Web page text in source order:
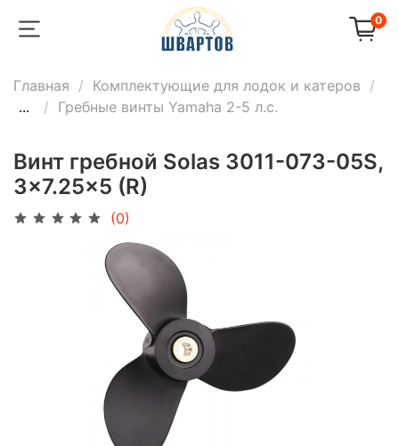
0
Главная
Комплектующие для лодок и катеров
...
Гребные винты Yamaha 2-5 л.с.
Винт гребной Solas 3011-073-05S,
3x7.25x5 (R)
(0)